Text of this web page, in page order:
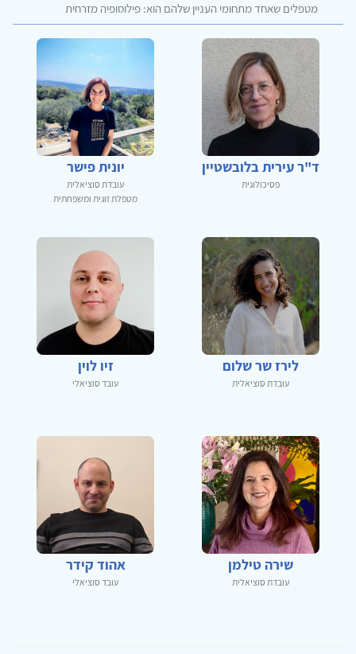
מטפלים שאחד מתחומי העניין שלהם הוא: פילוסופיה מזרחית
ד"ר עירית בלובשטיין
פסיכולוגית
יונית פישר
עובדת סוציאלית
מטפלת זוגית ומשפחתית
לירז שר שלום
עובדת סוציאלית
זיו לוין
עובד סוציאלי
שירה טילמן
עובדת סוציאלית
אהוד קידר
עובד סוציאלי